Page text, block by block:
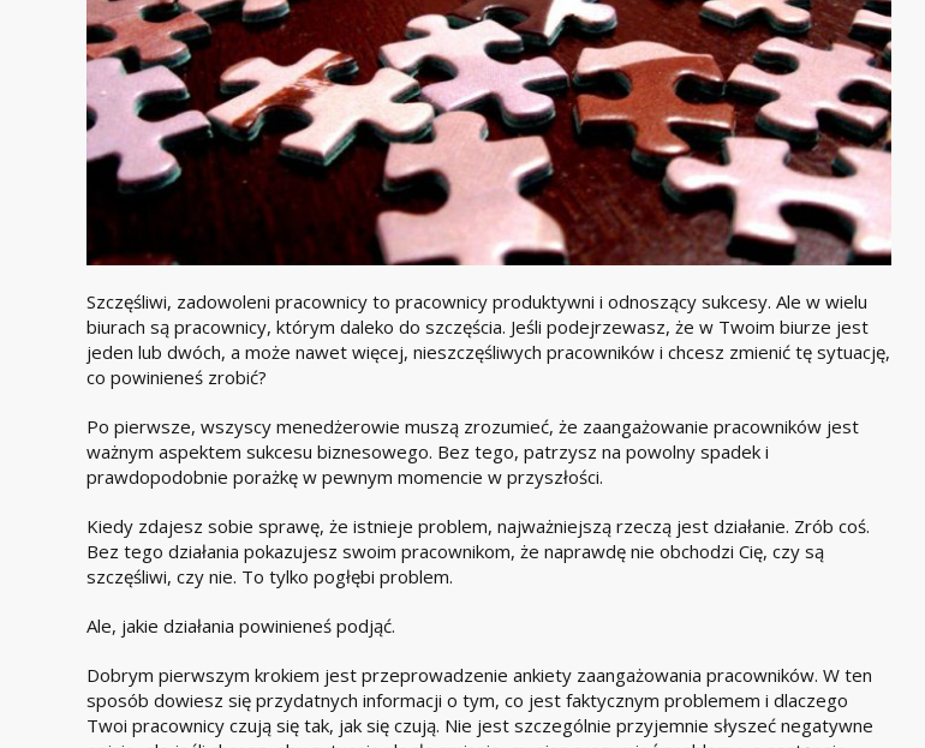
Szczęśliwi, zadowoleni pracownicy to pracownicy produktywni i odnoszący sukcesy. Ale w wielu
biurach są pracownicy, którym daleko do szczęścia. Jeśli podejrzewasz, że w Twoim biurze jest
jeden lub dwóch, a może nawet więcej, nieszczęśliwych pracowników i chcesz zmienić tę sytuację,
co powinieneś zrobić?
Po pierwsze, wszyscy menedżerowie muszą zrozumieć, że zaangażowanie pracowników jest
ważnym aspektem sukcesu biznesowego. Bez tego, patrzysz na powolny spadek i
prawdopodobnie porażkę w pewnym momencie w przyszłości.
Kiedy zdajesz sobie sprawę, że istnieje problem, najważniejszą rzeczą jest działanie. Zrób coś.
Bez tego działania pokazujesz swoim pracownikom, że naprawdę nie obchodzi Cię, czy są
szczęśliwi, czy nie. To tylko pogłębi problem.
Ale, jakie działania powinieneś podjąć.
Dobrym pierwszym krokiem jest przeprowadzenie ankiety zaangażowania pracowników. W ten
sposób dowiesz się przydatnych informacji o tym, co jest faktycznym problemem i dlaczego
Twoi pracownicy czują się tak, jak się czują. Nie jest szczególnie przyjemnie słyszeć negatywne